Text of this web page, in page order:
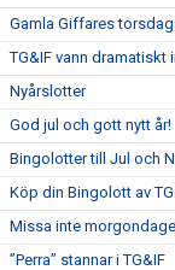
Gamla Giffares
TG&IF vann dramatiskt
Nyårslotter
God jul och gott nytt år!
Bingolotter till Jul och
Köp din Bingolott av
Missa inte
”Perra” stannar i TG&IF